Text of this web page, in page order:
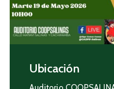
Contacto
Ubicación